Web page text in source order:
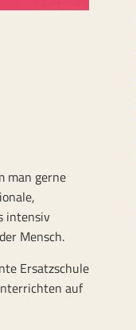
man gerne
intensiv
Mensch.
Ersatzschule
auf